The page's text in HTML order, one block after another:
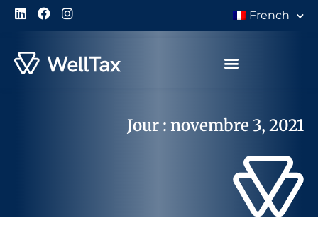
French
Jour : novembre 3, 2021